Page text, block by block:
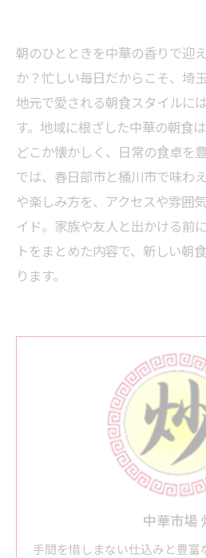
朝のひとときを中華の香りで迎
か？忙しい毎日だからこそ、埼
地元で愛される朝食スタイルに
す。地域に根ざした中華の朝食
どこか懐かしく、日常の食卓を
では、春日部市と桶川市で味わ
や楽しみ方を、アクセスや雰囲
イド。家族や友人と出かける前
トをまとめた内容で、新しい朝
ります。
中華市場
手間を惜しまない仕込みと豊富